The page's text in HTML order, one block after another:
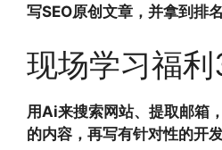
写SEO原创文章，并拿到排
现场学习福利
用Ai来搜索网站、提取邮箱
的内容，再写有针对性的开发